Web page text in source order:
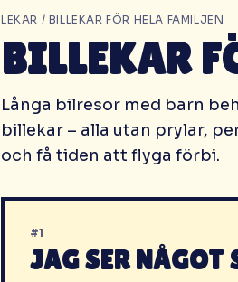
LEKAR / BILLEKAR FÖR HELA FAMILJEN
BILLEKAR
Långa bilresor med barn
billekar – alla utan prylar,
och få tiden att flyga förbi.
#1
JAG SER NÅGOT